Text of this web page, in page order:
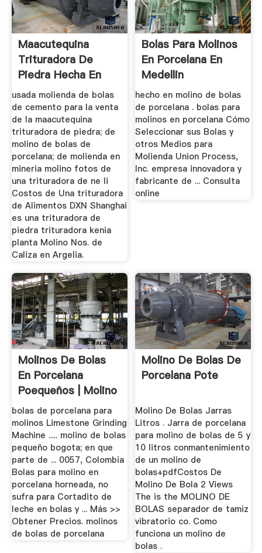
Maacutequina
Trituradora De
Piedra Hecha En
Kenia Molienda ...
usada molienda de bolas
de cemento para la venta
de la maacutequina
trituradora de piedra; de
molino de bolas de
porcelana; de molienda en
mineria molino fotos de
una trituradora de ne li
Costos de Una trituradora
de Alimentos DXN Shanghai
es una trituradora de
piedra trituradora kenia
planta Molino Nos. de
Caliza en Argelia.
Bolas Para Molinos
En Porcelana En
Medellin
hecho en molino de bolas
de porcelana . bolas para
molinos en porcelana Cómo
Seleccionar sus Bolas y
otros Medios para
Molienda Union Process,
Inc. empresa innovadora y
fabricante de ... Consulta
online
Molinos De Bolas
En Porcelana
Poequeños | Molino
De Bolas ...
bolas de porcelana para
molinos Limestone Grinding
Machine ..... molino de bolas
pequeño bogota; en que
parte de ... 0057, Colombia
Bolas para molino en
porcelana horneada, no
sufra para Cortadito de
leche en bolas y ... Más >>
Obtener Precios. molinos
de bolas de porcelana
Molino De Bolas De
Porcelana Pote
Molino De Bolas Jarras
Litros . Jarra de porcelana
para molino de bolas de 5 y
10 litros conmantenimiento
de un molino de
bolas+pdfCostos De
Molino De Bola 2 Views
The is the MOLINO DE
BOLAS separador de tamiz
vibratorio co. Como
funciona un molino de
bolas .